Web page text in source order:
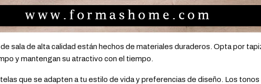
sala de alta calidad están hechos de materiales duraderos. Opta por
y mantengan su atractivo con el tiempo.
que se adapten a tu estilo de vida y preferencias de diseño. Los